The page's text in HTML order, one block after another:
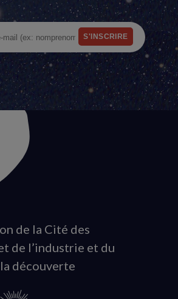
de la Cité des
de l’industrie et du
découverte